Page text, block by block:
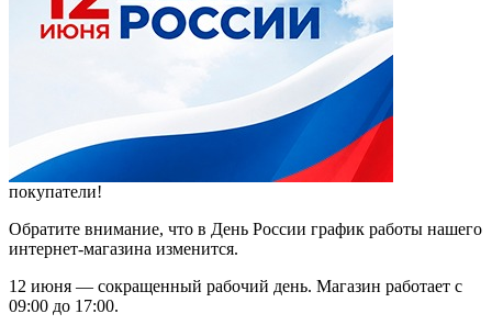
покупатели!
Обратите внимание, что в День России график работы нашего
интернет-магазина изменится.
12 июня — сокращенный рабочий день. Магазин работает с
09:00 до 17:00.